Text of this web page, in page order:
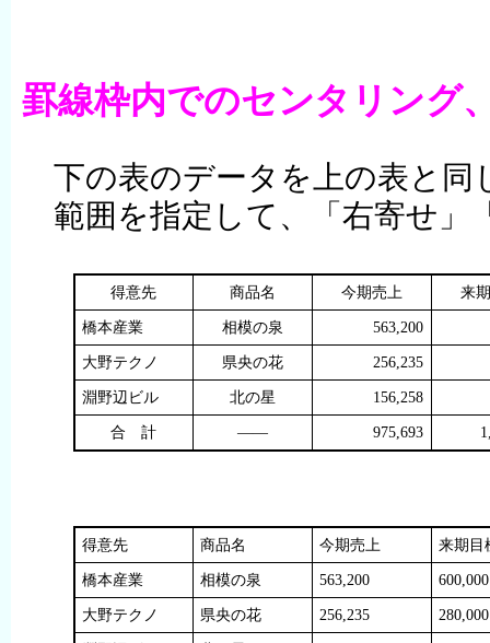
罫線枠内でのセンタリング
下の表のデータを上の表と同
範囲を指定して、「右寄せ」
得意先 商品名 今期売上 来
橋本産業 相模の泉 563,200
大野テクノ 県央の花 256,235
淵野辺ビル 北の星 156,258
合 計 ―― 975,693
得意先 商品名 今期売上 来期目
橋本産業 相模の泉 563,200 600,000
大野テクノ 県央の花 256,235 280,000